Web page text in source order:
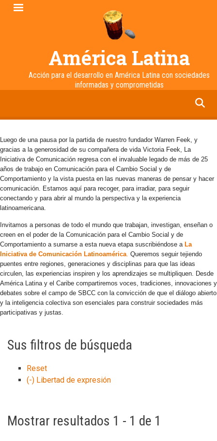
Pasar
América Latina
Acción para el desarrollo en América Latina con sociedades
informadas y comprometidas
Luego de una pausa por la partida de nuestro fundador Warren Feek, y
gracias a la generosidad de su compañera de vida Victoria Feek, La
Iniciativa de Comunicación regresa con el invaluable legado de más de 25
años de trabajo en Comunicación para el Cambio Social y de
Comportamiento y la vista puesta en las nuevas maneras de pensar y hacer
comunicación. Estamos aquí para recoger, para irradiar, para seguir
conectando y para abrir al mundo la perspectiva y la experiencia
latinoamericana.
Invitamos a personas de todo el mundo que trabajan, investigan, enseñan o
creen en el poder de la Comunicación para el Cambio Social y de
Comportamiento a sumarse a esta nueva etapa suscribiéndose a La
Iniciativa de Comunicación Latinoamérica. Queremos seguir tejiendo
puentes entre regiones, generaciones y disciplinas para que las ideas
circulen, las experiencias inspiren y los aprendizajes se multipliquen. Desde
América Latina y el Caribe compartiremos voces, tradiciones, innovaciones y
debates sobre el campo de SBCC con la convicción de que el diálogo abierto
y la inteligencia colectiva son esenciales para construir sociedades más
participativas y justas.
Sus filtros de búsqueda
Reset
(-) Libertad de expresión
Mostrar resultados 1 - 1 de 1